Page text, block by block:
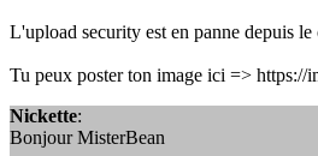
L'upload security est en panne depuis
Tu peux poster ton image ici => https://
Nickette:
Bonjour MisterBean